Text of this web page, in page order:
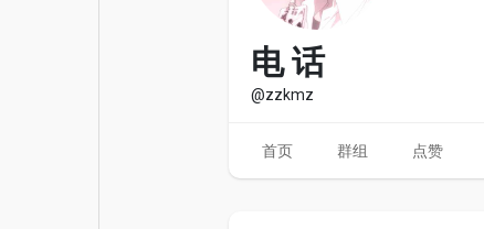
资金来源
电 话
@zzkmz
首页 群组 点赞